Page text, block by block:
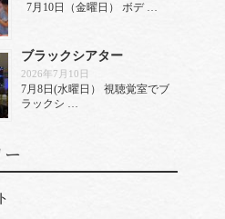
7月10日（金曜日） ボデ …
ブラックシアター
2026年7月10日
7月8日(水曜日） 視聴覚室でブ
ラックシ …
ー